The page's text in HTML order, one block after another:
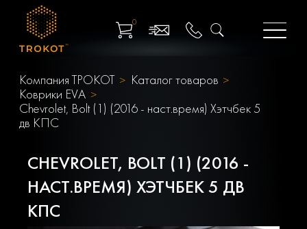
0
Компания ТРОКОТ
Каталог товаров
Коврики EVA
Chevrolet, Bolt (1) (2016 - наст.время) Хэтчбек 5
дв КПС
CHEVROLET, BOLT (1) (2016 -
НАСТ.ВРЕМЯ) ХЭТЧБЕК 5 ДВ
КПС